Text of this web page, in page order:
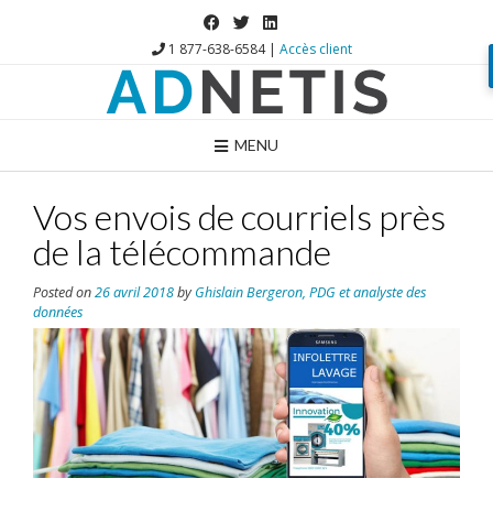
1 877-638-6584 | Accès client
MENU
Vos envois de courriels près
de la télécommande
Posted on26 avril 2018byGhislain Bergeron, PDG et analyste des
données